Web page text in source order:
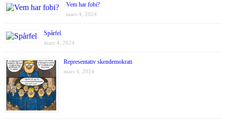
Vem har fobi?
mars 4, 2024
Spårfel
mars 4, 2024
Representativ skendemokrati
mars 4, 2024